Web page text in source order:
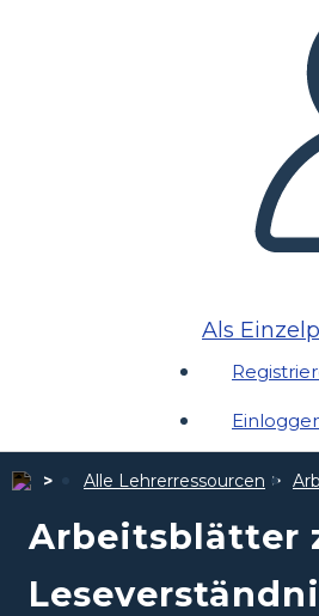
Als
Alle Lehrerressourcen
Arbeitsblätter